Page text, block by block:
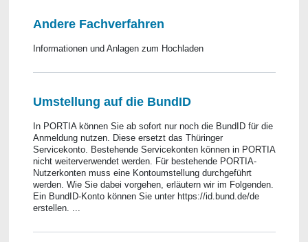
Andere Fachverfahren
Informationen und Anlagen zum Hochladen
Umstellung auf die BundID
In PORTIA können Sie ab sofort nur noch die BundID für die
Anmeldung nutzen. Diese ersetzt das Thüringer
Servicekonto. Bestehende Servicekonten können in PORTIA
nicht weiterverwendet werden. Für bestehende PORTIA-
Nutzerkonten muss eine Kontoumstellung durchgeführt
werden. Wie Sie dabei vorgehen, erläutern wir im Folgenden.
Ein BundID-Konto können Sie unter https://id.bund.de/de
erstellen. ...